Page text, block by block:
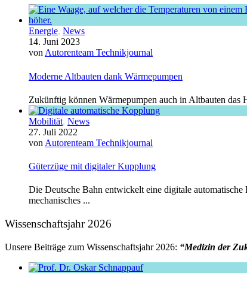
Energie, News
14. Juni 2023
von Autorenteam Technikjournal
Moderne Altbauten dank Wärmepumpen
Zukünftig können Wärmepumpen auch in Altbauten das
Mobilität, News
27. Juli 2022
von Autorenteam Technikjournal
Güterzüge mit digitaler Kupplung
Die Deutsche Bahn entwickelt eine digitale
mechanisches ...
Wissenschaftsjahr 2026
Unsere Beiträge zum Wissenschaftsjahr 2026: “Medizin der